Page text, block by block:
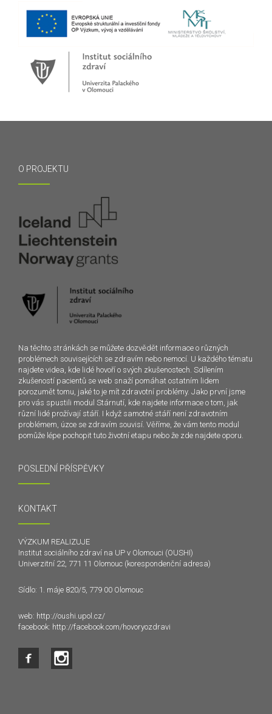
O PROJEKTU
Na těchto stránkách se můžete dozvědět informace o různých
problémech souvisejících se zdravím nebo nemocí. U každého tématu
najdete videa, kde lidé hovoří o svých zkušenostech. Sdílením
zkušeností pacientů se web snaží pomáhat ostatním lidem
porozumět tomu, jaké to je mít zdravotní problémy. Jako první jsme
pro vás spustili modul Stárnutí, kde najdete informace o tom, jak
různí lidé prožívají stáří. I když samotné stáří není zdravotním
problémem, úzce se zdravím souvisí. Věříme, že vám tento modul
pomůže lépe pochopit tuto životní etapu nebo že zde najdete oporu.
POSLEDNÍ PŘÍSPĚVKY
KONTAKT
VÝZKUM REALIZUJE
Institut sociálního zdraví na UP v Olomouci (OUSHI)
Univerzitní 22, 771 11 Olomouc (korespondenční adresa)
Sídlo: 1. máje 820/5, 779 00 Olomouc
web: http://oushi.upol.cz/
facebook: http://facebook.com/hovoryozdravi